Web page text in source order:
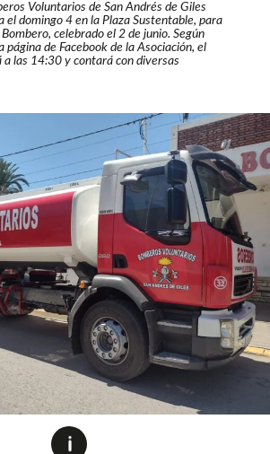
Voluntarios de San Andrés de Giles
el domingo 4 en la Plaza Sustentable, para
celebrado el 2 de junio. Según
página de Facebook de la Asociación, el
a las 14:30 y contará con diversas